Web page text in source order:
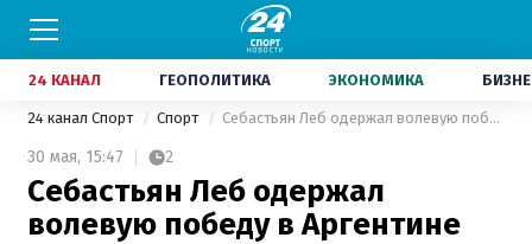
24 КАНАЛ ГЕОПОЛИТИКА ЭКОНОМИКА
24 канал Спорт Спорт Себастьян Леб одержал волевую победу в Аргентине
30 мая, 15:47 2
Себастьян Леб одержал
волевую победу в Аргентине